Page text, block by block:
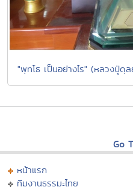
"พุทโธ เป็นอย่างไร" (หลวงปู่ดุ
Go
หน้าแรก
ทีมงานธรรมะไทย